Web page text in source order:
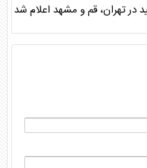
در تهران، قم و مشهد اعلام شد